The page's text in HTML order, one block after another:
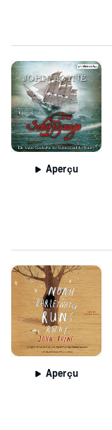
Aperçu
Aperçu